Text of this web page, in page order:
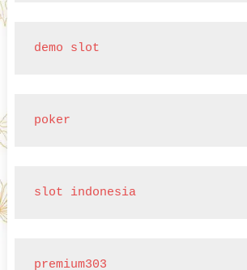
demo slot
poker
slot indonesia
premium303